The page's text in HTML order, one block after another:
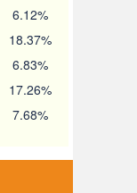
6.12%
18.37%
6.83%
17.26%
7.68%